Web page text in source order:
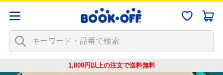
1,800円以上の注文で送料無料